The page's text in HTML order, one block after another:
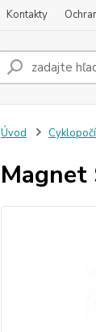
Kontakty
Úvod
Magnet